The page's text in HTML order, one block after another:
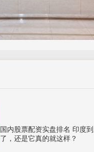
国内股票配资实盘排名 印度
了，还是它真的就这样？